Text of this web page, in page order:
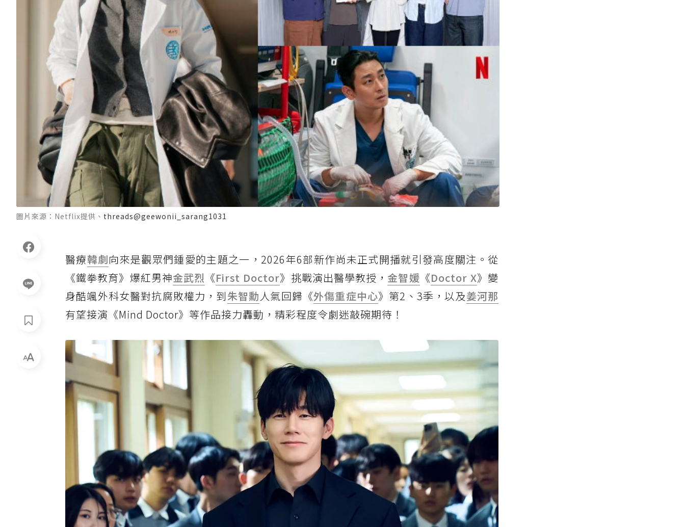
圖片來源：Netflix提供、 threads@geewonii_sarang1031
醫療韓劇向來是觀眾們鍾愛的主題之一，2026年6部新作尚未正式開播就引發高度關注。從
《鐵拳教育》爆紅男神金武烈 《First Doctor》挑戰演出醫學教授， 金智媛 《Doctor X》變
身酷颯外科女醫對抗腐敗權力，到朱智勳人氣回歸《外傷重症中心》第2、3季，以及姜河那
有望接演《Mind Doctor》等作品接力轟動，精彩程度令劇迷敲碗期待！